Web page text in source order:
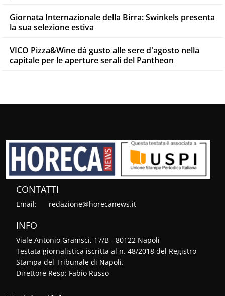
Giornata Internazionale della Birra: Swinkels presenta
la sua selezione estiva
VICO Pizza&Wine dà gusto alle sere d'agosto nella
capitale per le aperture serali del Pantheon
CONTATTI
Email: redazione@horecanews.it
INFO
Viale Antonio Gramsci, 17/B - 80122 Napoli
Testata giornalistica iscritta al n. 48/2018 del Registro
Stampa del Tribunale di Napoli.
Direttore Resp: Fabio Russo